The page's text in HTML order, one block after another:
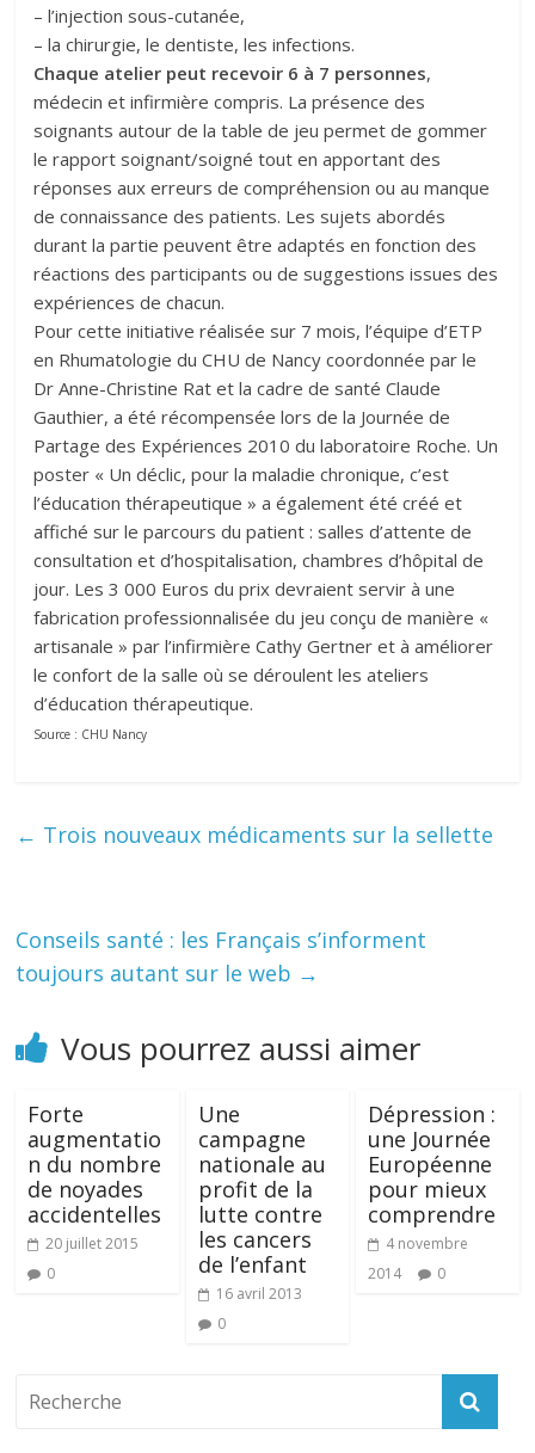
– l’injection sous-cutanée,
– la chirurgie, le dentiste, les infections.
Chaque atelier peut recevoir 6 à 7 personnes,
médecin et infirmière compris. La présence des
soignants autour de la table de jeu permet de gommer
le rapport soignant/soigné tout en apportant des
réponses aux erreurs de compréhension ou au manque
de connaissance des patients. Les sujets abordés
durant la partie peuvent être adaptés en fonction des
réactions des participants ou de suggestions issues des
expériences de chacun.
Pour cette initiative réalisée sur 7 mois, l’équipe d’ETP
en Rhumatologie du CHU de Nancy coordonnée par le
Dr Anne-Christine Rat et la cadre de santé Claude
Gauthier, a été récompensée lors de la Journée de
Partage des Expériences 2010 du laboratoire Roche. Un
poster « Un déclic, pour la maladie chronique, c’est
l’éducation thérapeutique » a également été créé et
affiché sur le parcours du patient : salles d’attente de
consultation et d’hospitalisation, chambres d’hôpital de
jour. Les 3 000 Euros du prix devraient servir à une
fabrication professionnalisée du jeu conçu de manière «
artisanale » par l’infirmière Cathy Gertner et à améliorer
le confort de la salle où se déroulent les ateliers
d’éducation thérapeutique.
Source : CHU Nancy
← Trois nouveaux médicaments sur la sellette
Conseils santé : les Français s’informent
toujours autant sur le web →
Vous pourrez aussi aimer
Forte
augmentatio
n du nombre
de noyades
accidentelles
20 juillet 2015
0
Une
campagne
nationale au
profit de la
lutte contre
les cancers
de l’enfant
16 avril 2013
0
Dépression :
une Journée
Européenne
pour mieux
comprendre
4 novembre
2014
0